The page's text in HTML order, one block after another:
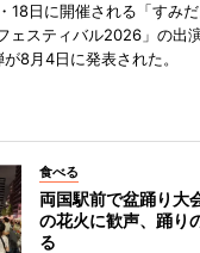
18日に開催される「すみ
ェスティバル2026」の出
8月4日に発表された。
食べる
両国駅前で盆踊り
の花火に歓声、踊り
る